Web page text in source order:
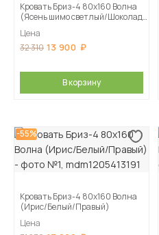
Кровать Бриз-4 80х160 Волна
(Ясень шимо светлый/Шоколад/
Цена
32 310 13 900
В корзину
-55%
Кровать Бриз-4 80х160 Волна
(Ирис/Белый/Правый)
Цена